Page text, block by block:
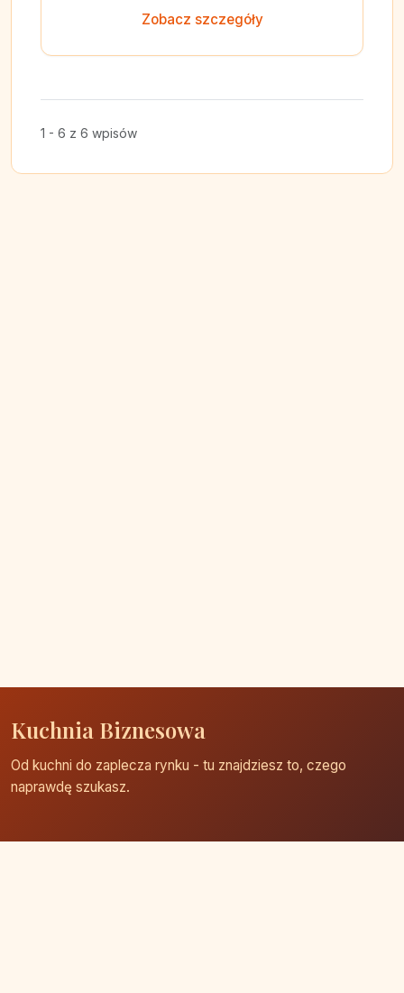
Zobacz szczegóły
1 - 6 z 6 wpisów
Kuchnia Biznesowa
Od kuchni do zaplecza rynku - tu znajdziesz to, czego
naprawdę szukasz.